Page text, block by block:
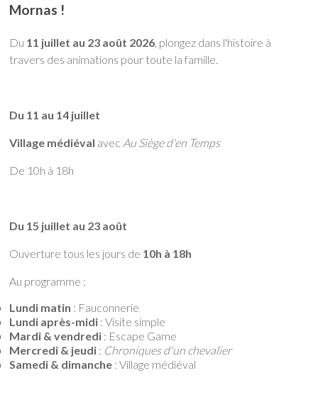
Mornas !
Du 11 juillet au 23 août 2026, plongez dans l'histoire à
travers des animations pour toute la famille.
Du 11 au 14 juillet
Village médiéval avec Au Siège d'en Temps
De 10h à 18h
Du 15 juillet au 23 août
Ouverture tous les jours de 10h à 18h
Au programme :
Lundi matin : Fauconnerie
Lundi après-midi : Visite simple
Mardi & vendredi : Escape Game
Mercredi & jeudi : Chroniques d'un chevalier
Samedi & dimanche : Village médiéval